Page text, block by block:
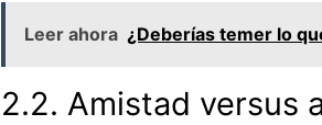
Leer ahora ¿Deberías temer lo
2.2. Amistad versus